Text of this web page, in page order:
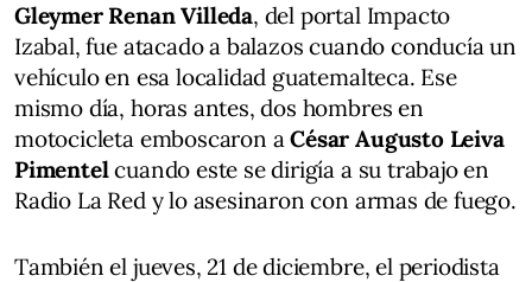
Gleymer Renan Villeda, del portal Impacto
Izabal, fue atacado a balazos cuando conducía un
vehículo en esa localidad guatemalteca. Ese
mismo día, horas antes, dos hombres en
motocicleta emboscaron aCésar Augusto Leiva
Pimentelcuando este se dirigía a su trabajo en
Radio La Red y lo asesinaron con armas de fuego.
También el jueves, 21 de diciembre, el periodista